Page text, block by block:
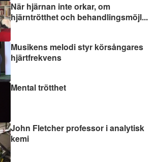
När hjärnan inte orkar, om
hjärntrötthet och behandlingsmöjl...
Musikens melodi styr körsångares
hjärtfrekvens
Mental trötthet
John Fletcher professor i analytisk
kemi